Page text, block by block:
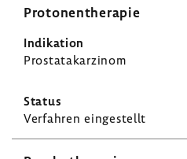
Proto­nen­the­rapie
Prostata­kar­zinom
Verfahren einge­stellt